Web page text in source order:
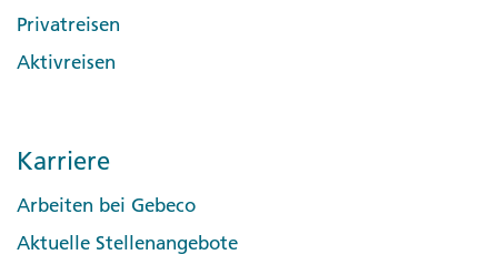
Privatreisen
Aktivreisen
Karriere
Arbeiten bei Gebeco
Aktuelle Stellenangebote